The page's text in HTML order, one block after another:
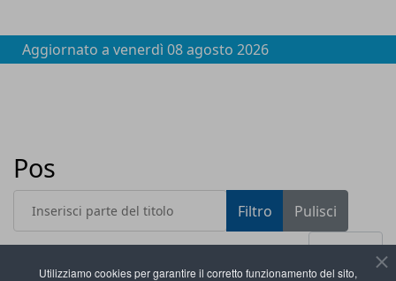
Utilizziamo cookies per garantire il corretto funzionamento del sito,
Aggiornato a venerdì 08 agosto 2026
Pos
Inserisci parte del titolo Filtro
Pulisci
Visualizza #